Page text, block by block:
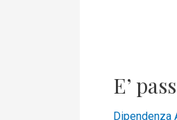
E’
Dipendenza
un